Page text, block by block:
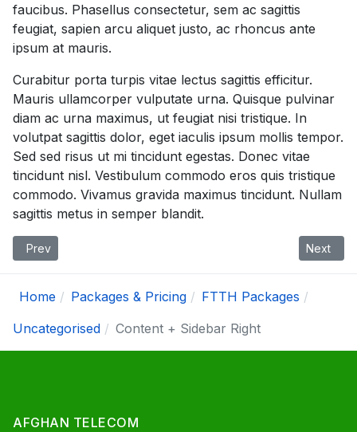
faucibus. Phasellus consectetur, sem ac sagittis
feugiat, sapien arcu aliquet justo, ac rhoncus ante
ipsum at mauris.
Curabitur porta turpis vitae lectus sagittis efficitur.
Mauris ullamcorper vulputate urna. Quisque pulvinar
diam ac urna maximus, ut feugiat nisi tristique. In
volutpat sagittis dolor, eget iaculis ipsum mollis tempor.
Sed sed risus ut mi tincidunt egestas. Donec vitae
tincidunt nisl. Vestibulum commodo eros quis tristique
commodo. Vivamus gravida maximus tincidunt. Nullam
sagittis metus in semper blandit.
Previous article: Sidebar Left + Content
Prev Next
Next
Home Packages & Pricing
FTTH Packages
Uncategorised
Content + Sidebar Right
AFGHAN TELECOM